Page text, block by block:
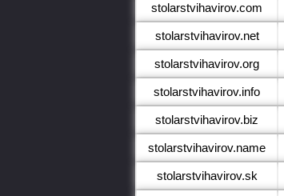
stolarstvihavirov.com
stolarstvihavirov.net
stolarstvihavirov.org
stolarstvihavirov.info
stolarstvihavirov.biz
stolarstvihavirov.name
stolarstvihavirov.sk